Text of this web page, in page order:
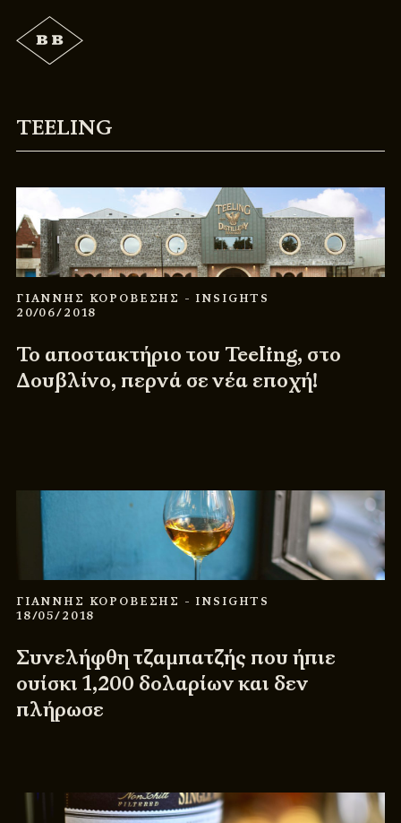
TEELING
ΓΙΑΝΝΗΣ ΚΟΡΟΒΕΣΗΣ - INSIGHTS
20/06/2018
Το αποστακτήριο του Teeling, στο
Δουβλίνο, περνά σε νέα εποχή!
ΓΙΑΝΝΗΣ ΚΟΡΟΒΕΣΗΣ - INSIGHTS
18/05/2018
Συνελήφθη τζαμπατζής που ήπιε
ουίσκι 1,200 δολαρίων και δεν
πλήρωσε